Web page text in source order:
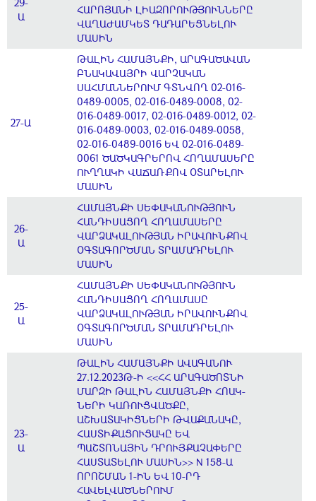
Ա
ՀԱՐՈՅԱՆԻ ԼԻԱԶՈՐՈՒԹՅՈՒՆՆԵՐԸ
ՎԱՂԱԺԱՄԿԵՏ ԴԱԴԱՐԵՑՆԵԼՈՒ
ՄԱՍԻՆ
27-Ա
ԹԱԼԻՆ ՀԱՄԱՅՆՔԻ, ԱՐԱԳԱԾԱՎԱՆ
ԲՆԱԿԱՎԱՅՐԻ ՎԱՐՉԱԿԱՆ
ՍԱՀՄԱՆՆԵՐՈՒՄ ԳՏՆՎՈՂ 02-016-
0489-0005, 02-016-0489-0008, 02-
016-0489-0017, 02-016-0489-0012, 02-
016-0489-0003, 02-016-0489-0058,
02-016-0489-0016 ԵՎ 02-016-0489-
0061 ԾԱԾԿԱԳՐԵՐՈՎ ՀՈՂԱՄԱՍԵՐԸ
ՈՒՂՂԱԿԻ ՎԱՃԱՌՔՈՎ ՕՏԱՐԵԼՈՒ
ՄԱՍԻՆ
26-
Ա
ՀԱՄԱՅՆՔԻ ՍԵՓԱԿԱՆՈՒԹՅՈՒՆ
ՀԱՆԴԻՍԱՑՈՂ ՀՈՂԱՄԱՍԵՐԸ
ՎԱՐՁԱԿԱԼՈՒԹՅԱՆ ԻՐԱՎՈՒՆՔՈՎ
ՕԳՏԱԳՈՐԾՄԱՆ ՏՐԱՄԱԴՐԵԼՈՒ
ՄԱՍԻՆ
25-
Ա
ՀԱՄԱՅՆՔԻ ՍԵՓԱԿԱՆՈՒԹՅՈՒՆ
ՀԱՆԴԻՍԱՑՈՂ ՀՈՂԱՄԱՍԸ
ՎԱՐՁԱԿԱԼՈՒԹՅԱՆ ԻՐԱՎՈՒՆՔՈՎ
ՕԳՏԱԳՈՐԾՄԱՆ ՏՐԱՄԱԴՐԵԼՈՒ
ՄԱՍԻՆ
23-
Ա
ԹԱԼԻՆ ՀԱՄԱՅՆՔԻ ԱՎԱԳԱՆՈՒ
27.12.2023Թ-Ի <<ՀՀ ԱՐԱԳԱԾՈՏՆԻ
ՄԱՐԶԻ ԹԱԼԻՆ ՀԱՄԱՅՆՔԻ ՀՈԱԿ-
ՆԵՐԻ ԿԱՌՈՒՑՎԱԾՔԸ,
ԱՇԽԱՏԱԿԻՑՆԵՐԻ ԹՎԱՔԱՆԱԿԸ,
ՀԱՍՏԻՔԱՑՈՒՑԱԿԸ ԵՎ
ՊԱՇՏՈՆԱՅԻՆ ԴՐՈՒՅՔԱՉԱՓԵՐԸ
ՀԱՍՏԱՏԵԼՈՒ ՄԱՍԻՆ>> N 158-Ա
ՈՐՈՇՄԱՆ 1-ԻՆ ԵՎ 10-ՐԴ
ՀԱՎԵԼՎԱԾՆԵՐՈՒՄ